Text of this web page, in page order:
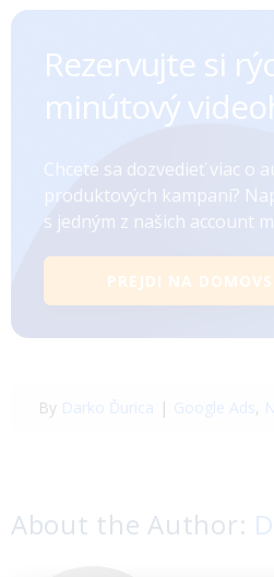
Rezervujte si rýchly
minútový
Chcete sa dozvedieť viac o
produktových kampaní?
s jedným z našich account
PREJDI NA
By Darko Ďurica | Google Ads,
About the Author: